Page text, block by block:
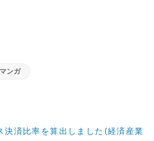
マンガ
済比率を算出しました(経済産業